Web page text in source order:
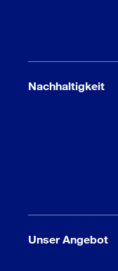
Nachhaltigkeit
Unser Angebot